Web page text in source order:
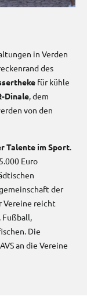
in Verden
des
für kühle
Dinale, dem
von den
Talente im Sport
Euro
der
Vereine reicht
Die
an die Vereine